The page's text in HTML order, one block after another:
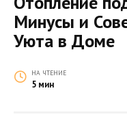
Минусы и
Уюта в Доме
НА ЧТЕНИЕ
5 мин